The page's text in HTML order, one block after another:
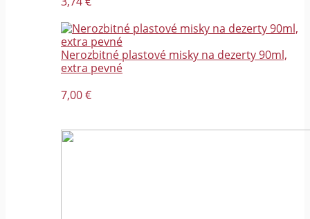
Nerozbitné plastové misky na dezerty 90ml,
extra pevné
7,00 €